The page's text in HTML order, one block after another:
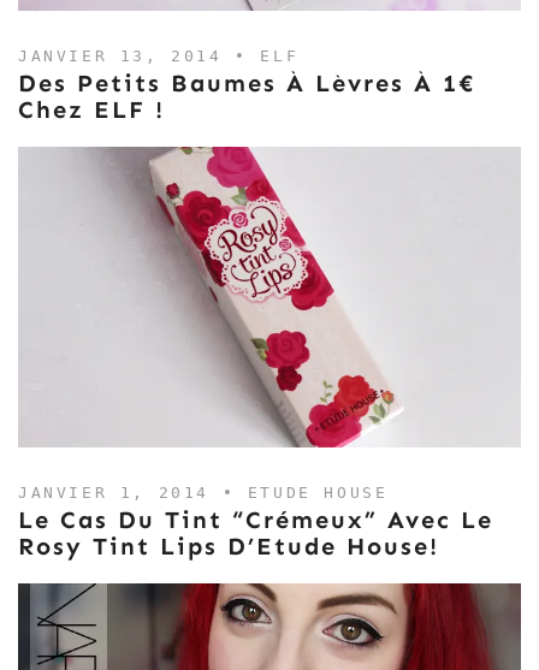
JANVIER 13, 2014 • ELF
Des Petits Baumes À Lèvres À 1€
Chez ELF !
JANVIER 1, 2014 • ETUDE HOUSE
Le Cas Du Tint “crémeux” Avec Le
Rosy Tint Lips D’Etude House!